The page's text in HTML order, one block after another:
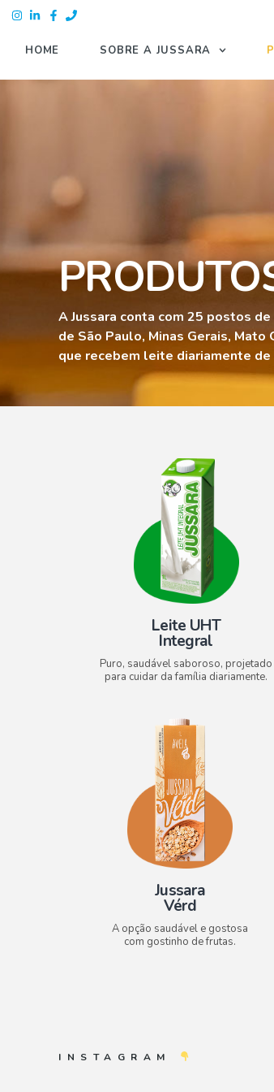
HOME SOBRE A JUSSARA
A Jussara conta com 25 postos
de São Paulo, Minas Gerais, Mato
que recebem leite diariamente
Leite UHT
Integral
Puro, saudável saboroso, projetado
para cuidar da família diariamente.
Jussara
Vérd
A opção saudável e gostosa
com gostinho de frutas.
INSTAGRAM